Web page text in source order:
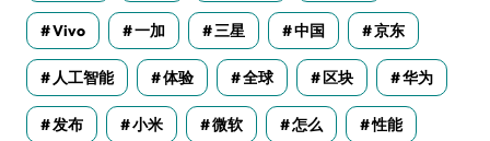
Vivo 一加 三星 中国 京东
人工智能 体验 全球 区块 华为
发布 小米 微软 怎么 性能